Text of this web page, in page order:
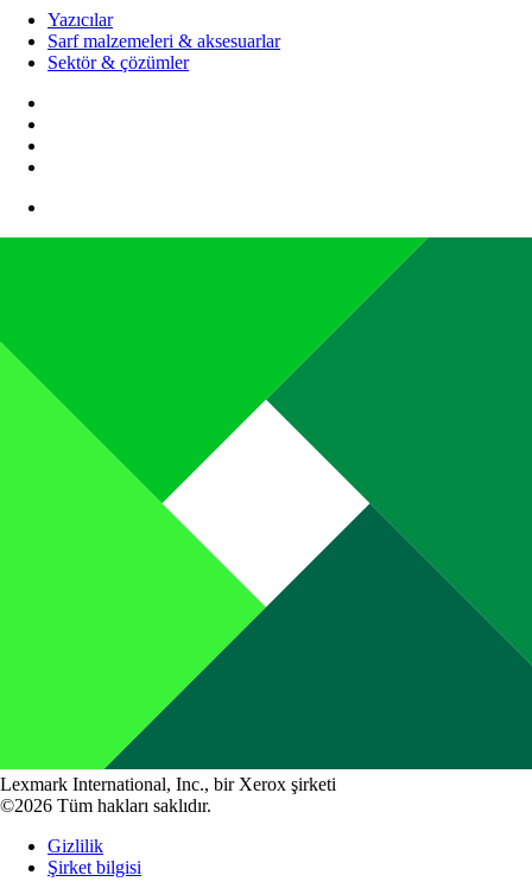
Yazıcılar
Sarf malzemeleri & aksesuarlar
Sektör & çözümler
Lexmark International, Inc., bir Xerox şirketi
©2026 Tüm hakları saklıdır.
Gizlilik
Şirket bilgisi